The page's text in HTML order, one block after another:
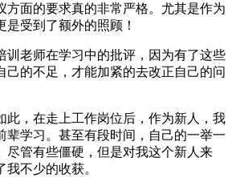
方面的要求真的非常严格。尤其是作为
受到了额外的照顾！
训老师在学习中的批评，因为有了这些
己的不足，才能加紧的去改正自己的问
此，在走上工作岗位后，作为新人，我
辈学习。甚至有段时间，自己的一举一
尽管有些僵硬，但是对我这个新人来
不少的收获。